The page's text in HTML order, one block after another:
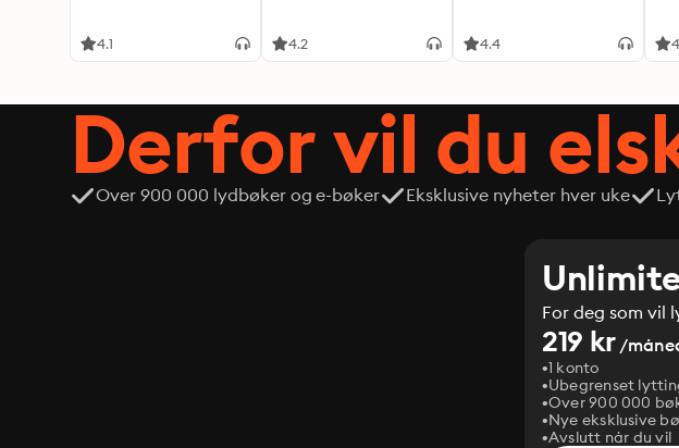
4.1 4.2 4.4
Derfor vil du
Over 900 000 lydbøker og e-bøker Eksklusive nyheter hver uke
For deg som vil
219 kr/
1 konto
Ubegrenset
Over 900 000
Nye eksklusive
Avslutt når du vil